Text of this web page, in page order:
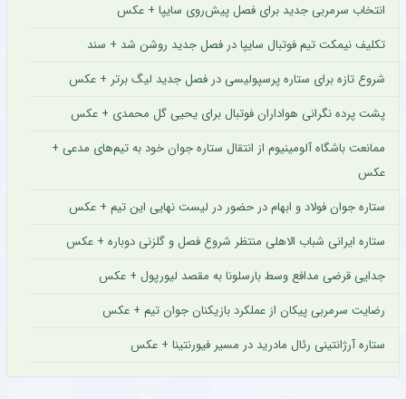
انتخاب سرمربی جدید برای فصل پیش‌روی سایپا + عکس
تکلیف نیمکت تیم فوتبال سایپا در فصل جدید روشن شد + سند
شروع تازه برای ستاره پرسپولیسی در فصل جدید لیگ برتر + عکس
پشت پرده نگرانی هواداران فوتبال برای یحیی گل محمدی + عکس
ممانعت باشگاه آلومینیوم از انتقال ستاره جوان خود به تیم‌های مدعی +
عکس
ستاره جوان فولاد و ابهام در حضور در لیست نهایی این تیم + عکس
ستاره ایرانی شباب الاهلی منتظر شروع فصل و گلزنی دوباره + عکس
جدایی قرضی مدافع وسط بارسلونا به مقصد لیورپول + عکس
رضایت سرمربی پیکان از عملکرد بازیکنان جوان تیم + عکس
ستاره آرژانتینی رئال مادرید در مسیر فیورنتینا + عکس